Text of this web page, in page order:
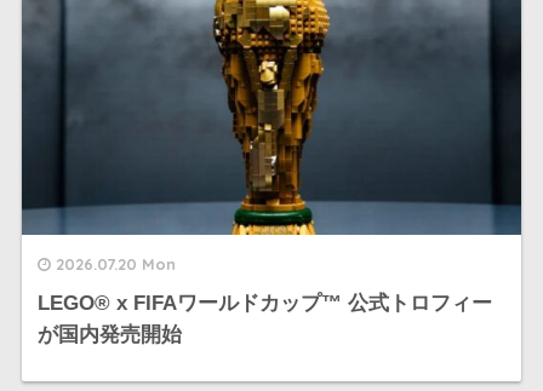
2026.07.20 Mon
LEGO®︎ x FIFAワールドカップ™ 公式トロフィー
が国内発売開始